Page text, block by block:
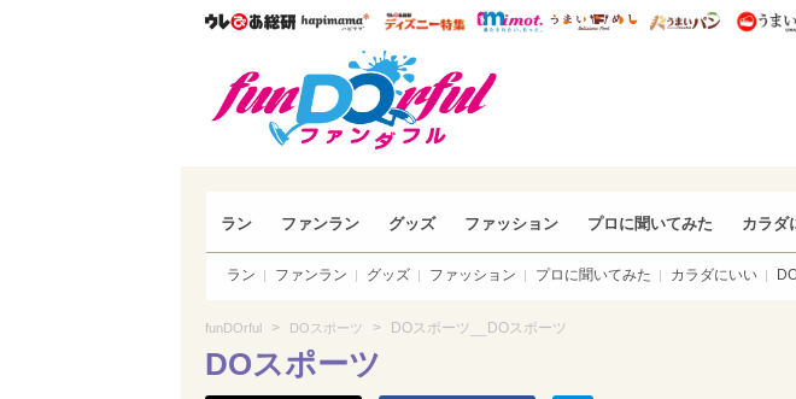
ウレぴあ総研ハピママ* ウレぴあ総研 ディズニー特集
mimot. うまいめし うまい
ラン ファンラン グッズ ファッション プロに聞いてみた カラダ
ラン ファンラン グッズ ファッション プロに聞いてみた カラダにいい
funDOrful > DOスポーツ > DOスポーツ__DOスポーツ
DOスポーツ